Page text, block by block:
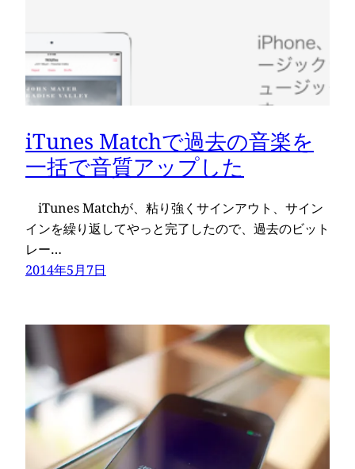
iTunes Matchで過去の音楽を
一括で音質アップした
iTunes Matchが、粘り強くサインアウト、サイン
インを繰り返してやっと完了したので、過去のビット
レー…
2014年5月7日